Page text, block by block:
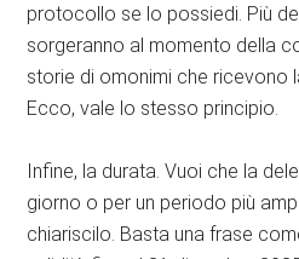
protocollo se lo possiedi. Più
sorgeranno al momento della
storie di omonimi che ricevono
Ecco, vale lo stesso principio.
Infine, la durata. Vuoi che la
giorno o per un periodo più
chiariscilo. Basta una frase